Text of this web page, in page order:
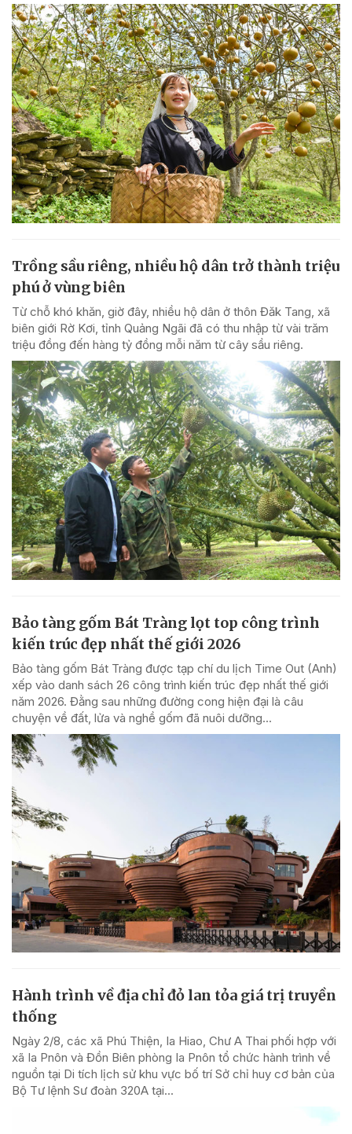
Trồng sầu riêng, nhiều hộ dân trở thành triệu
phú ở vùng biên
Từ chỗ khó khăn, giờ đây, nhiều hộ dân ở thôn Đăk Tang, xã
biên giới Rờ Kơi, tỉnh Quảng Ngãi đã có thu nhập từ vài trăm
triệu đồng đến hàng tỷ đồng mỗi năm từ cây sầu riêng.
Bảo tàng gốm Bát Tràng lọt top công trình
kiến trúc đẹp nhất thế giới 2026
Bảo tàng gốm Bát Tràng được tạp chí du lịch Time Out (Anh)
xếp vào danh sách 26 công trình kiến trúc đẹp nhất thế giới
năm 2026. Đằng sau những đường cong hiện đại là câu
chuyện về đất, lửa và nghề gốm đã nuôi dưỡng...
Hành trình về địa chỉ đỏ lan tỏa giá trị truyền
thống
Ngày 2/8, các xã Phú Thiện, Ia Hiao, Chư A Thai phối hợp với
xã Ia Pnôn và Đồn Biên phòng Ia Pnôn tổ chức hành trình về
nguồn tại Di tích lịch sử khu vực bố trí Sở chỉ huy cơ bản của
Bộ Tư lệnh Sư đoàn 320A tại...